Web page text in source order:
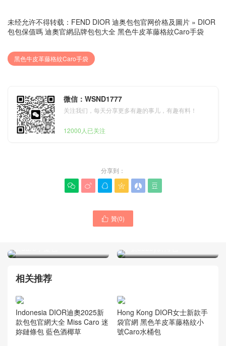
未经允许不得转载： FEND DIOR 迪奥包包官网价格及圖片 » DIOR
包包保值嗎 迪奧官網品牌包包大全 黑色牛皮革藤格紋Caro手袋
黑色牛皮革藤格紋Caro手袋
微信：WSND1777
关注我们，每天分享更多有趣的事儿，有趣有料！
12000人已关注
分享到：
     
 贊(0)
DIOR包包Canada官網入口
號Caro手提包
DIOR迪奧包包Canada官方
小號bobby斜挎包
相关推荐
Indonesia DIOR迪奧2025新
款包包官網大全 Miss Caro 迷
妳鏈條包 藍色酒椰草
Hong Kong DIOR女士新款手
袋官網 黑色羊皮革藤格紋小
號Caro水桶包